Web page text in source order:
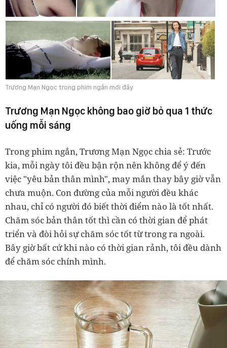
Trương Mạn Ngọc trong phim ngắn mới đây
Trương Mạn Ngọc không bao giờ bỏ qua 1 thức
uống mỗi sáng
Trong phim ngắn, Trương Mạn Ngọc chia sẻ: Trước
kia, mỗi ngày tôi đều bận rộn nên không để ý đến
việc "yêu bản thân mình", may mắn thay bây giờ vẫn
chưa muộn. Con đường của mỗi người đều khác
nhau, chỉ có người đó biết thời điểm nào là tốt nhất.
Chăm sóc bản thân tốt thì cần có thời gian để phát
triển và đòi hỏi sự chăm sóc tốt từ trong ra ngoài.
Bây giờ bất cứ khi nào có thời gian rảnh, tôi đều dành
để chăm sóc chính mình.